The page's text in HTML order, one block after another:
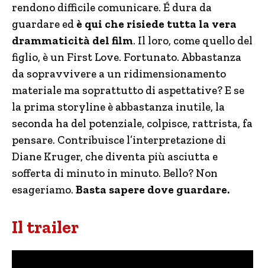
rendono difficile comunicare. É dura da
guardare ed è qui che risiede tutta la vera
drammaticità del film. Il loro, come quello del
figlio, è un First Love. Fortunato. Abbastanza
da sopravvivere a un ridimensionamento
materiale ma soprattutto di aspettative? E se
la prima storyline è abbastanza inutile, la
seconda ha del potenziale, colpisce, rattrista, fa
pensare. Contribuisce l’interpretazione di
Diane Kruger, che diventa più asciutta e
sofferta di minuto in minuto. Bello? Non
esageriamo. Basta sapere dove guardare.
Il trailer